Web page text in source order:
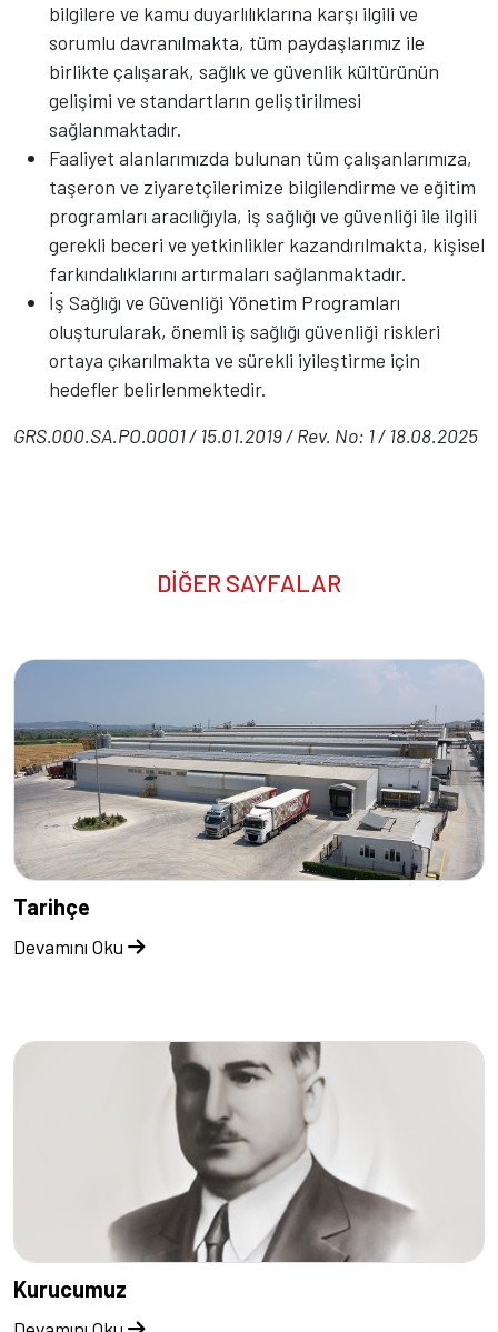
bilgilere ve kamu duyarlılıklarına karşı ilgili ve
sorumlu davranılmakta, tüm paydaşlarımız ile
birlikte çalışarak, sağlık ve güvenlik kültürünün
gelişimi ve standartların geliştirilmesi
sağlanmaktadır.
Faaliyet alanlarımızda bulunan tüm çalışanlarımıza,
taşeron ve ziyaretçilerimize bilgilendirme ve eğitim
programları aracılığıyla, iş sağlığı ve güvenliği ile ilgili
gerekli beceri ve yetkinlikler kazandırılmakta, kişisel
farkındalıklarını artırmaları sağlanmaktadır.
İş Sağlığı ve Güvenliği Yönetim Programları
oluşturularak, önemli iş sağlığı güvenliği riskleri
ortaya çıkarılmakta ve sürekli iyileştirme için
hedefler belirlenmektedir.
GRS.000.SA.PO.0001 / 15.01.2019 / Rev. No: 1 / 18.08.2025
DİĞER SAYFALAR
Tarihçe
Devamını Oku
Kurucumuz